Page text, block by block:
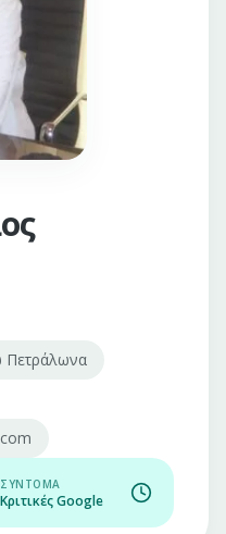
Πετράλωνα
ΣΎΝΤΟΜΑ
Κριτικές Google